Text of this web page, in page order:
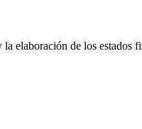
elaboración de los estados